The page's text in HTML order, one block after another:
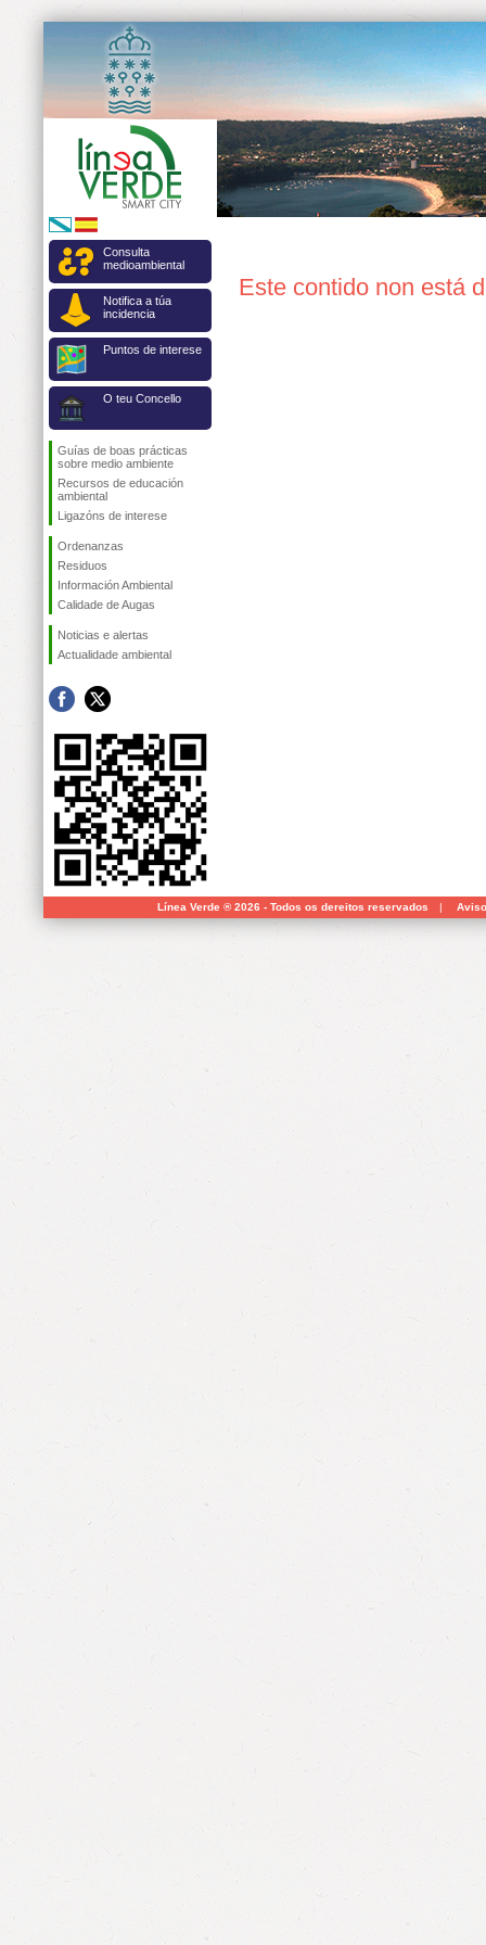
Consulta
medioambiental
Notifica a túa
incidencia
Puntos de interese
O teu Concello
Guías de boas prácticas
sobre medio ambiente
Recursos de educación
ambiental
Ligazóns de interese
Ordenanzas
Residuos
Información Ambiental
Calidade de Augas
Noticias e alertas
Actualidade ambiental
Este contido non está
Línea Verde ® 2026 - Todos os dereitos reservados |